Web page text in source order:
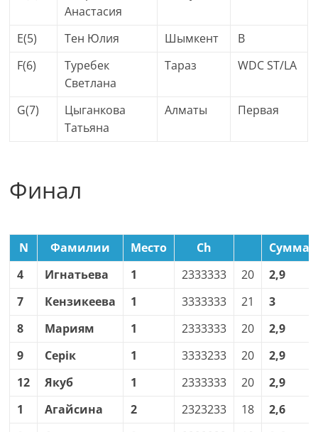
Анастасия
E(5) Тен Юлия Шымкент
B
F(6)
Туребек
Светлана
Тараз WDC ST/LA
G(7)
Цыганкова
Татьяна
Алматы Первая
Финал
N Фамилии Место Ch
Сумма
4
Игнатьева 1 2333333 20
2,9
7
Кензикеева 1 3333333 21
3
8
Мариям 1 2333333 20
2,9
9
Серік 1 3333233 20
2,9
12
Якуб 1 2333333 20
2,9
1
Агайсина 2 2323233 18
2,6